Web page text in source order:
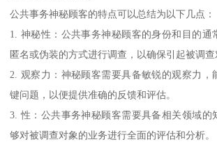
公共事务神秘顾客的特点可以总结为以下几点：
1. 神秘性：公共事务神秘顾客的身份和目的通
匿名或伪装的方式进行调查，以确保引起被调查
2. 观察力：神秘顾客需要具备敏锐的观察力，
键问题，以便提供准确的反馈和评估。
3. 性：公共事务神秘顾客需要具备相关领域的
够对被调查对象的业务进行全面的评估和分析。